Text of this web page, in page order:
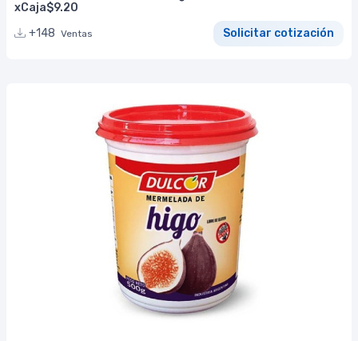
xCaja$9.20
+148 Ventas Solicitar cotización